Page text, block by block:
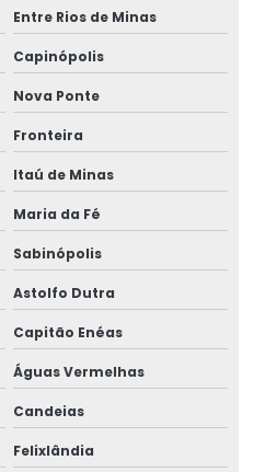
Talhas Elétricas
Elevadores
rolantes
Entre Rios de Minas
Capinópolis
Nova Ponte
Fronteira
Itaú de Minas
Maria da Fé
Sabinópolis
Astolfo Dutra
Capitão Enéas
Águas Vermelhas
Candeias
Felixlândia